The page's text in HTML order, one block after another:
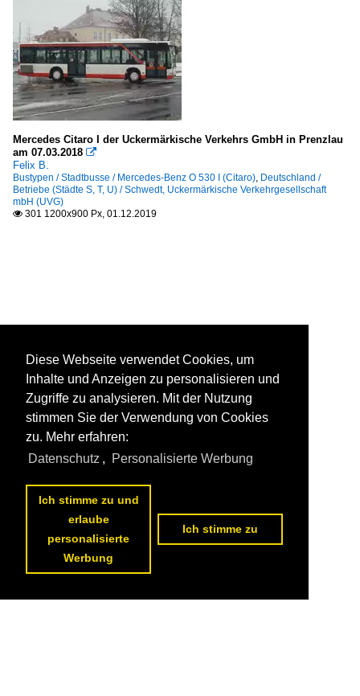
Mercedes Citaro I der Uckermärkische Verkehrs GmbH in Prenzlau
am 07.03.2018 
Felix B.
Bustypen / Stadtbusse / Mercedes-Benz O 530 I (Citaro), Deutschland /
Betriebe (Städte S, T, U) / Schwedt, Uckermärkische Verkehrgesellschaft
mbH (UVG)
 301 1200x900 Px, 01.12.2019
Diese Webseite verwendet Cookies, um
Inhalte und Anzeigen zu personalisieren und
Zugriffe zu analysieren. Mit der Nutzung
stimmen Sie der Verwendung von Cookies
zu. Mehr erfahren:
Datenschutz , Personalisierte Werbung
Ich stimme zu und
erlaube
personalisierte
Werbung
Ich stimme zu